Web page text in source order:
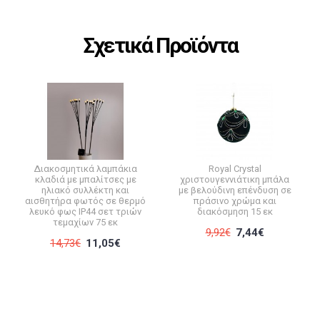
Σχετικά Προϊόντα
Διακοσμητικά λαμπάκια
κλαδιά με μπαλίτσες με
ηλιακό συλλέκτη και
αισθητήρα φωτός σε θερμό
λευκό φως IP44 σετ τριών
τεμαχίων 75 εκ
14,73€ 11,05€
Royal Crystal
χριστουγεννιάτικη μπάλα
με βελούδινη επένδυση σε
πράσινο χρώμα και
διακόσμηση 15 εκ
9,92€ 7,44€